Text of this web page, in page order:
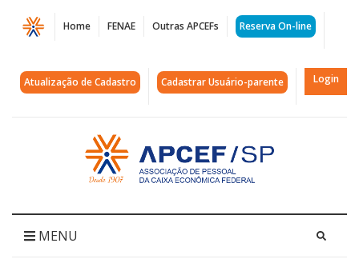
Página
(14h14)
Direção
paga
Home FENAE Outras APCEFs Reserva On-line
Atualização de Cadastro Cadastrar Usuário-parente Login
Acessar
página
inicial
MENU